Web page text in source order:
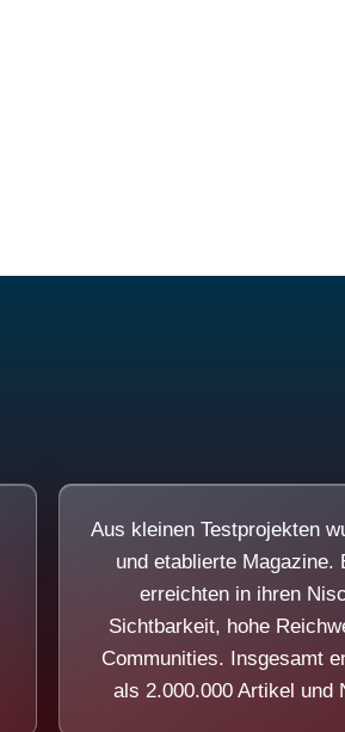
Aus kleinen Testprojekten
und etablierte Magazine.
erreichten in ihren
Sichtbarkeit, hohe
Communities. Insgesamt
als 2.000.000 Artikel und